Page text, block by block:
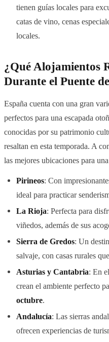
tienen guías locales para
catas de vino, cenas
locales.
¿Qué Alojamientos
Durante el Puente
España cuenta con una gran
perfectos para una escapada
conocidas por su patrimonio
resaltan en esta temporada. A
las mejores ubicaciones para una
Pirineos: Con
ideal para practicar
La Rioja: Perfecta para
viñedos, además de sus
Sierra de Gredos: Un
salvaje, con casas rurales
Asturias y Cantabria: En
crean el ambiente perfecto
octubre.
Andalucía: Las sierras
ofrecen experiencias de